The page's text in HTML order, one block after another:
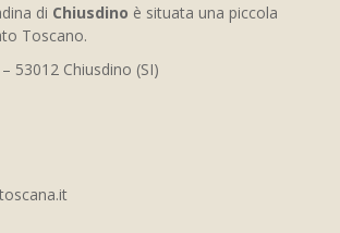
di Chiusdino è situata una piccola
Toscano.
53012 Chiusdino (SI)